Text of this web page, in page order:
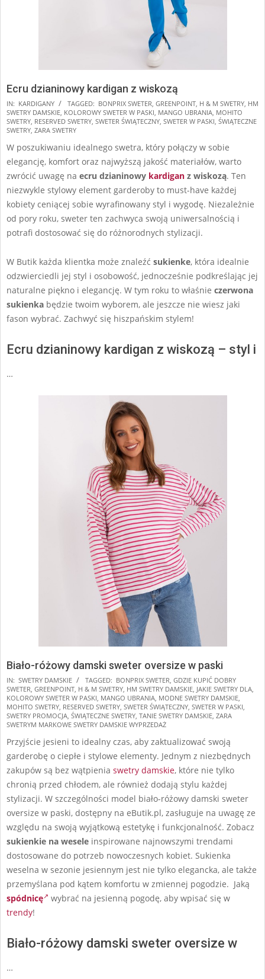
Ecru dzianinowy kardigan z wiskozą
2025-
11-
20
IN: KARDIGANY TAGGED: BONPRIX SWETER GREENPOINT H & M SWETRY HM
SWETRY DAMSKIE KOLOROWY SWETER W PASKI MANGO UBRANIA MOHITO
SWETRY RESERVED SWETRY SWETER ŚWIĄTECZNY SWETER W PASKI ŚWIĄTECZNE
SWETRY ZARA SWETRY
W poszukiwaniu idealnego swetra, który połączy w sobie
elegancję, komfort oraz najwyższą jakość materiałów, warto
zwrócić uwagę na ecru dzianinowy kardigan z wiskozą. Ten
niezwykle stylowy element garderoby to must-have każdej
kobiety ceniącej sobie wyrafinowany styl i wygodę. Niezależnie
od pory roku, sweter ten zachwyca swoją uniwersalnością i
potrafi dostosować się do różnorodnych stylizacji.
W Butik każda klientka może znaleźć sukienke, która idealnie
odzwierciedli jej styl i osobowość, jednocześnie podkreślając jej
naturalne piękno i elegancję. W tym roku to właśnie czerwona
sukienka będzie twoim wyborem, ale jeszcze nie wiesz jaki
fason wybrać. Zachwyć się hiszpańskim stylem!
Ecru dzianinowy kardigan z wiskozą – styl i
…
Biało-różowy damski sweter oversize w paski
2025-
11-
17
IN: SWETRY DAMSKIE TAGGED: BONPRIX SWETER, GDZIE KUPIĆ DOBRY
SWETER, GREENPOINT, H & M SWETRY, HM SWETRY DAMSKIE, JAKIE SWETRY DLA,
KOLOROWY SWETER W PASKI, MANGO UBRANIA, MODNE SWETRY DAMSKIE,
MOHITO SWETRY, RESERVED SWETRY, SWETER ŚWIĄTECZNY, SWETER W PASKI,
SWETRY PROMOCJA, ŚWIĄTECZNE SWETRY, TANIE SWETRY DAMSKIE, ZARA
SWETRYM MARKOWE SWETRY DAMSKIE WYPRZEDAŻ
Przyjście jesieni to idealny czas, aby zaktualizować swoją
garderobę o ciepłe i stylowe elementy. Jednym z niezbędnych
zakupów są bez wątpienia swetry damskie, które nie tylko
chronią przed chłodem, ale również dodają stylu każdej
stylizacji. W szczególności model biało-różowy damski sweter
oversize w paski, dostępny na eButik.pl, zasługuje na uwagę ze
względu na swoją wyjątkową estetykę i funkcjonalność. Zobacz
sukienkie na wesele inspirowane najnowszymi trendami
dostosowane do potrzeb nowoczesnych kobiet. Sukienka
weselna w sezonie jesiennym jest nie tylko elegancka, ale także
przemyślana pod kątem komfortu w zmiennej pogodzie. Jaką
spódnicę
wybrać na jesienną pogodę, aby wpisać się w
trendy!
Biało-różowy damski sweter oversize w
…